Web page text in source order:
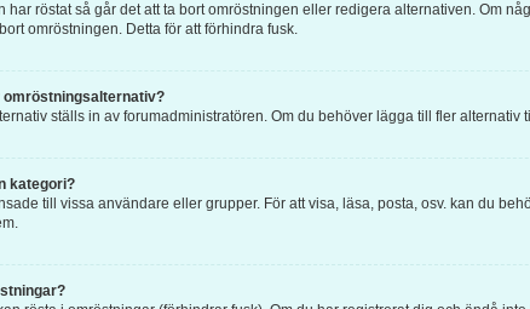
har röstat så går det att ta bort omröstningen eller redigera alternativen. Om
omröstningen. Detta för att förhindra fusk.
omröstningsalternativ?
ställs in av forumadministratören. Om du behöver lägga till fler
kategori?
till vissa användare eller grupper. För att visa, läsa, posta, osv. kan du